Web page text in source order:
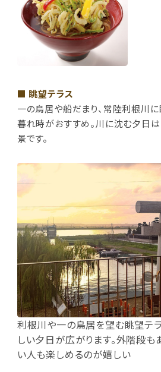
■ 眺望テラス
一の鳥居や船だまり、常陸利根川に
暮れ時がおすすめ。川に沈む夕日は
景です。
利根川や一の鳥居を望む眺望テ
しい夕日が広がります。外階段
い人も楽しめるのが嬉しい